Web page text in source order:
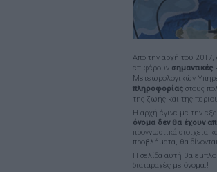
Από την αρχή του 2017,
επιφέρουν σημαντικές
Μετεωρολογικών
πληροφορίας στους
της ζωής και της
Η αρχή έγινε με την
όνομα δεν θα έχουν
προγνωστικά στοιχεία
προβλήματα, θα
Η σελίδα αυτή θα
διαταραχές με όνομα.!